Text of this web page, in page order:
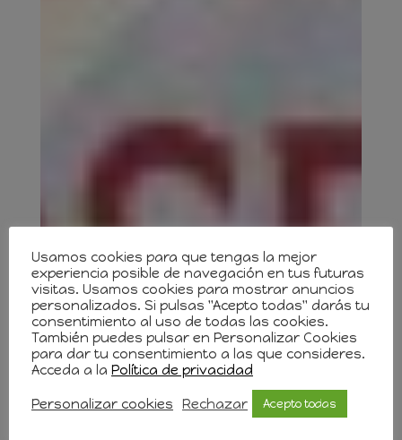
Usamos cookies para que tengas la mejor
experiencia posible de navegación en tus futuras
visitas. Usamos cookies para mostrar anuncios
personalizados. Si pulsas "Acepto todas" darás tu
consentimiento al uso de todas las cookies.
También puedes pulsar en Personalizar Cookies
para dar tu consentimiento a las que consideres.
Acceda a la Política de privacidad
Personalizar cookies Rechazar Acepto todas